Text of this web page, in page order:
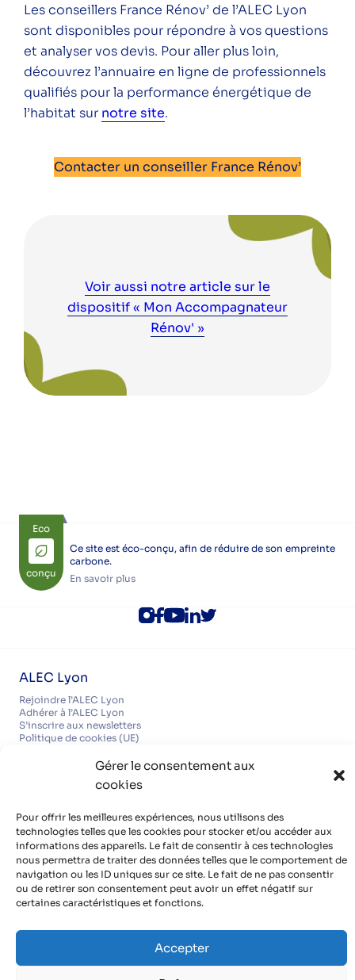
Gérer le consentement aux
cookies
Pour offrir les meilleures expériences, nous utilisons des
technologies telles que les cookies pour stocker et/ou accéder aux
informations des appareils. Le fait de consentir à ces technologies
nous permettra de traiter des données telles que le comportement de
navigation ou les ID uniques sur ce site. Le fait de ne pas consentir
ou de retirer son consentement peut avoir un effet négatif sur
certaines caractéristiques et fonctions.
Accepter
Les conseillers France Rénov’ de l’ALEC Lyon
sont disponibles pour répondre à vos questions
et analyser vos devis. Pour aller plus loin,
découvrez l’annuaire en ligne de professionnels
qualifiés pour la performance énergétique de
l’habitat sur notre site.
Contacter un conseiller France Rénov’
Voir aussi notre article sur le
dispositif « Mon Accompagnateur
Rénov' »
Eco
conçu
Ce site est éco-conçu, afin de réduire de son empreinte
carbone.
En savoir plus
ALEC Lyon
Rejoindre l’ALEC Lyon
Adhérer à l’ALEC Lyon
S’inscrire aux newsletters
Politique de cookies (UE)
Découvrir nos partenaires, réseaux, soutiens
Mentions légales
Politique de confidentialité
Contact
Organisme de formation certifié QUALIOPI
Avec le soutien de
et de communes et de bailleurs sociaux de